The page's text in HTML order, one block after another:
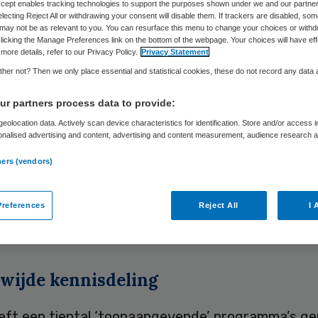
Skipr Redactie 29 april 2010,12:08 40 keer gelezen
en inspiratie van het topmanagement, de
aan te moedigen en te
blik naar het zorgproces te kijken en een
analyseert vanuit het perspectief van de
succesfactoren voor kostenbesparing en
in de zorg, constateert KPMG op
kennisdeling
enables tracking technologies to support the purposes shown under we and our
Reject All or withdrawing your consent will disable them. If trackers are disabled,
not be as relevant to you. You can resurface this menu to change your choices or
the Manage Preferences link on the bottom of the webpage. Your choices will have
details, refer to our Privacy Policy. Privacy Statement
not? Then we only place essential and statistical cookies, these do not record any data
partners process data to provide:
data. Actively scan device characteristics for identification. Store and/or access
advertising and content, advertising and content measurement, audience research
(vendors)
Reject All I